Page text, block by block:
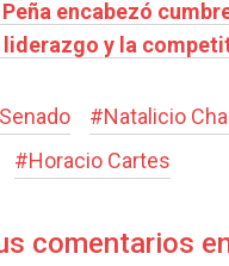
encabezó
y la
Senado #Natalicio
#Horacio Cartes
comentarios